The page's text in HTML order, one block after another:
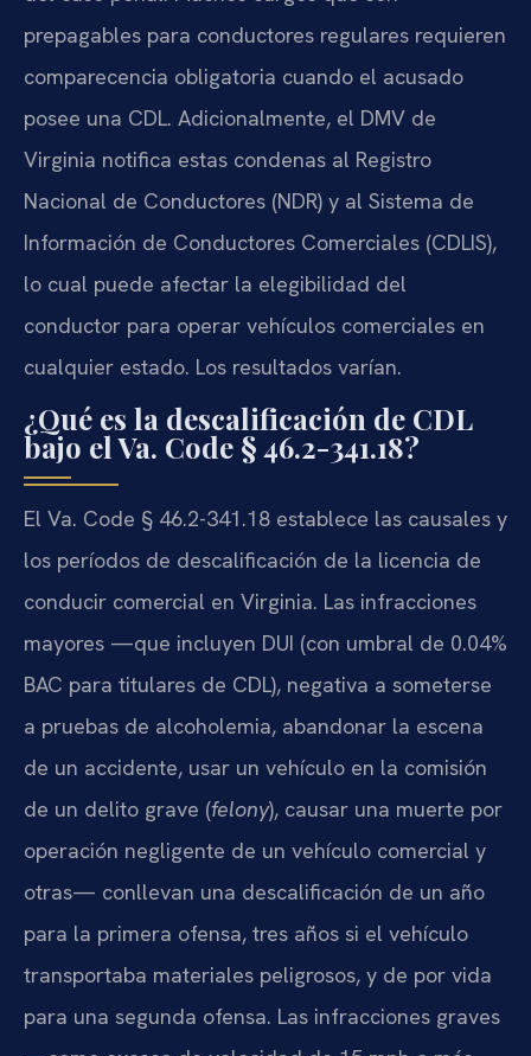
prepagables para conductores regulares requieren
comparecencia obligatoria cuando el acusado
posee una CDL. Adicionalmente, el DMV de
Virginia notifica estas condenas al Registro
Nacional de Conductores (NDR) y al Sistema de
Información de Conductores Comerciales (CDLIS),
lo cual puede afectar la elegibilidad del
conductor para operar vehículos comerciales en
cualquier estado. Los resultados varían.
¿Qué es la descalificación de CDL
bajo el Va. Code § 46.2-341.18?
El Va. Code § 46.2-341.18 establece las causales y
los períodos de descalificación de la licencia de
conducir comercial en Virginia. Las infracciones
mayores —que incluyen DUI (con umbral de 0.04%
BAC para titulares de CDL), negativa a someterse
a pruebas de alcoholemia, abandonar la escena
de un accidente, usar un vehículo en la comisión
de un delito grave (felony), causar una muerte por
operación negligente de un vehículo comercial y
otras— conllevan una descalificación de un año
para la primera ofensa, tres años si el vehículo
transportaba materiales peligrosos, y de por vida
para una segunda ofensa. Las infracciones graves